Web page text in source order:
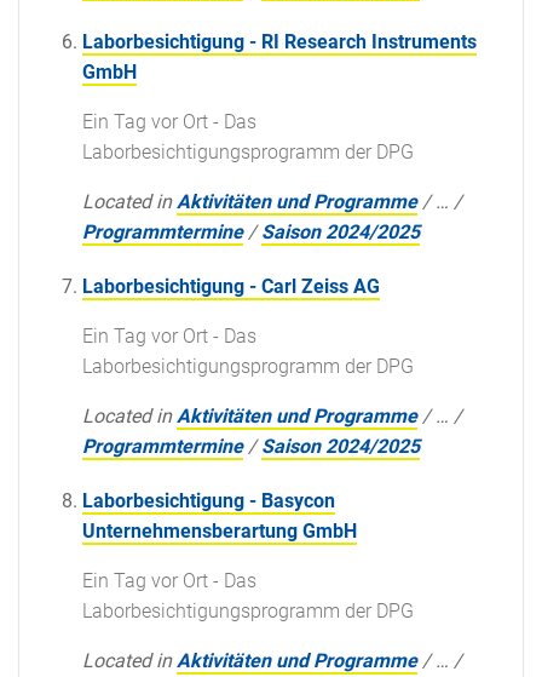
Laborbesichtigung - RI Research Instruments
GmbH
Ein Tag vor Ort - Das
Laborbesichtigungsprogramm der DPG
Located in Aktivitäten und Programme /… /
Programmtermine /Saison 2024/2025
Laborbesichtigung - Carl Zeiss AG
Ein Tag vor Ort - Das
Laborbesichtigungsprogramm der DPG
Located in Aktivitäten und Programme /… /
Programmtermine /Saison 2024/2025
Laborbesichtigung - Basycon
Unternehmensberartung GmbH
Ein Tag vor Ort - Das
Laborbesichtigungsprogramm der DPG
Located in Aktivitäten und Programme /… /